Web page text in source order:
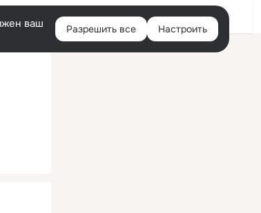
Войти
ваш
Разрешить все Настроить